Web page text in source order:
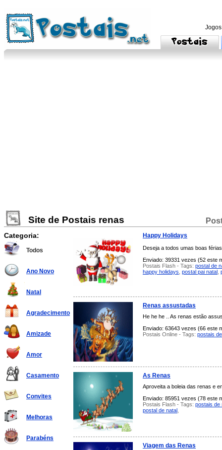
Site de Postais renas
Categoria:
Todos
Ano Novo
Natal
Agradecimento
Amizade
Amor
Casamento
Convites
Melhoras
Parabéns
Happy Holidays
Deseja a todos umas boas
Enviado: 39331 vezes (52 este
Postais Flash - Tags: postal de
happy holidays postal pai natal
Renas assustadas
He he he .. As renas estão
Enviado: 63643 vezes (66 este
Postais Online - Tags: postais
As Renas
Aproveita a boleia das renas e
Enviado: 85951 vezes (78 este
Postais Flash - Tags: postais de
postal de natal
Viagem das Renas